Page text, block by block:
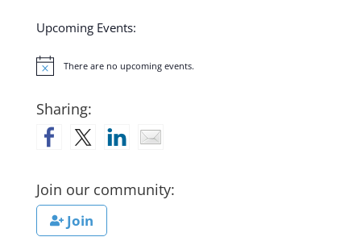
Upcoming Events:
Notice There are no upcoming events.
Sharing:
Join our community:
Join